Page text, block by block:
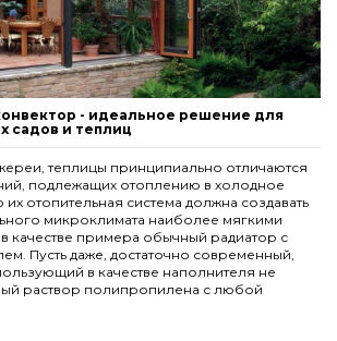
Black 65. 230.1500
5 346,00 грн.
4 009,50 грн.
- идеальное решение для
садов и теплиц
теплицы принципиально отличаются
подлежащих отоплению в холодное
их отопительная система должна создавать
микроклимата наиболее мягкими
качестве примера обычный радиатор с
Пусть даже, достаточно современный,
в качестве наполнителя не
раствор полипропилена с любой